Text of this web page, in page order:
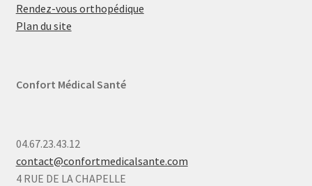
Rendez-vous orthopédique
Plan du site
Confort Médical Santé
04.67.23.43.12
contact@confortmedicalsante.com
4 RUE DE LA CHAPELLE